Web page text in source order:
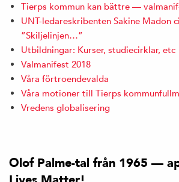
Tierps kommun kan bättre —
UNT-ledareskribenten Sakine Madon
”Skiljelinjen…”
Utbildningar: Kurser, studiecirklar, etc
Valmanifest 2018
Våra förtroendevalda
Våra motioner till Tierps
Vredens globalisering
Olof Palme-tal från 1965 —